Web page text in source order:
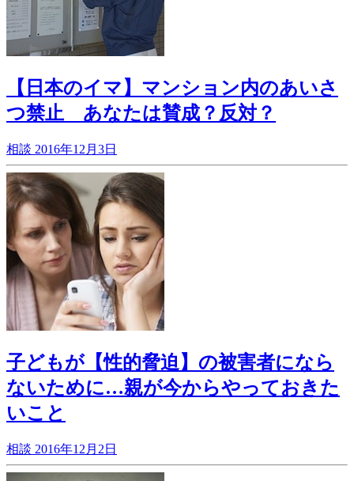
【日本のイマ】マンション内のあいさ
つ禁止 あなたは賛成？反対？
相談 2016年12月3日
子どもが【性的脅迫】の被害者になら
ないために…親が今からやっておきた
いこと
相談 2016年12月2日